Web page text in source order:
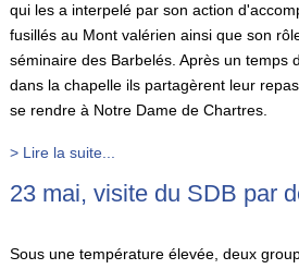
qui les a interpelé par son action
fusillés au Mont valérien ainsi que son
séminaire des Barbelés. Après un temps
dans la chapelle ils partagèrent leur
se rendre à Notre Dame de Chartres.
> Lire la suite...
23 mai, visite du SDB par
Sous une température élevée, deux